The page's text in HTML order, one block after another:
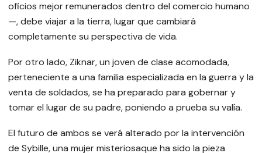
oficios mejor remunerados dentro del comercio humano
—, debe viajar a la tierra, lugar que cambiará
completamente su perspectiva de vida.
Por otro lado, Ziknar, un joven de clase acomodada,
perteneciente a una familia especializada en la guerra y la
venta de soldados, se ha preparado para gobernar y
tomar el lugar de su padre, poniendo a prueba su valía.
El futuro de ambos se verá alterado por la intervención
de Sybille, una mujer misteriosaque ha sido la pieza